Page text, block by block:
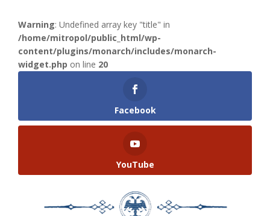
Warning: Undefined array key "title" in
/home/mitropol/public_html/wp-
content/plugins/monarch/includes/monarch-
widget.php on line 20
Facebook
YouTube